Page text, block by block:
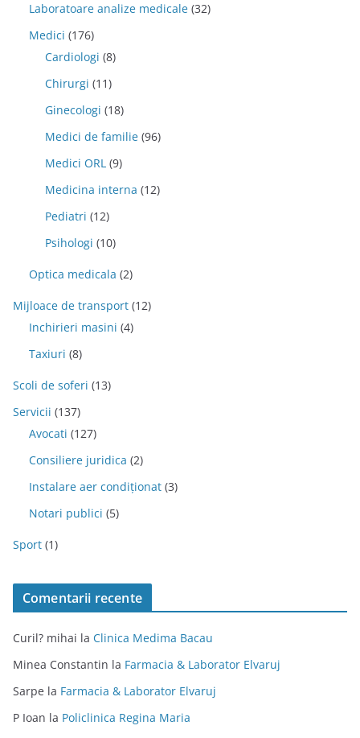
Laboratoare analize medicale (32)
Medici (176)
Cardiologi (8)
Chirurgi (11)
Ginecologi (18)
Medici de familie (96)
Medici ORL (9)
Medicina interna (12)
Pediatri (12)
Psihologi (10)
Optica medicala (2)
Mijloace de transport (12)
Inchirieri masini (4)
Taxiuri (8)
Scoli de soferi (13)
Servicii (137)
Avocati (127)
Consiliere juridica (2)
Instalare aer condiționat (3)
Notari publici (5)
Sport (1)
Comentarii recente
Curil? mihai la Clinica Medima Bacau
Minea Constantin la Farmacia & Laborator Elvaruj
Sarpe la Farmacia & Laborator Elvaruj
P Ioan la Policlinica Regina Maria